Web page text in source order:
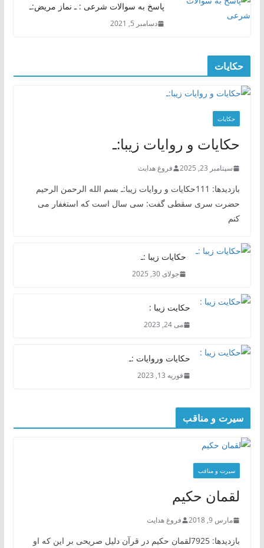
پاسخ به سوالات شرعی : ـ نماز مریض:ـ
دسامبر 5, 2021
حکایات
حکایات
حکایات و روایات زیبا:ـ
سپتامبر 23, 2025 فروغ هدایت
بازدیدها: 111حکایات و روایات زیبا:ـ بسم الله الرحمن الرحیم
حضرت سری سقطی گفت: سی سال است که استغفار می
کنم
حکایات زیبا :ـ
جولای 30, 2025
حکایت زیبا :
می 24, 2023
حکایات وروایات :ـ
فوریه 13, 2023
سیرت و مناقب
سیرت و منافب
لقمان حکیم
مارس 9, 2018 فروغ هدایت
بازدیدها: 7925لقمان حکیم در قرآن دلیل صریحی بر این که او